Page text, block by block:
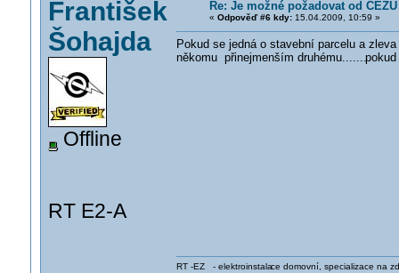
František
Šohajda
Offline
RT E2-A
Re: Je možné požadovat od
« Odpověď #6 kdy:15.04.2009, 10:59 »
Pokud se jedná o stavební parcelu a
někomu přinejmenším druhému.......
RT -EZ - elektroinstalace domovní, specializace na